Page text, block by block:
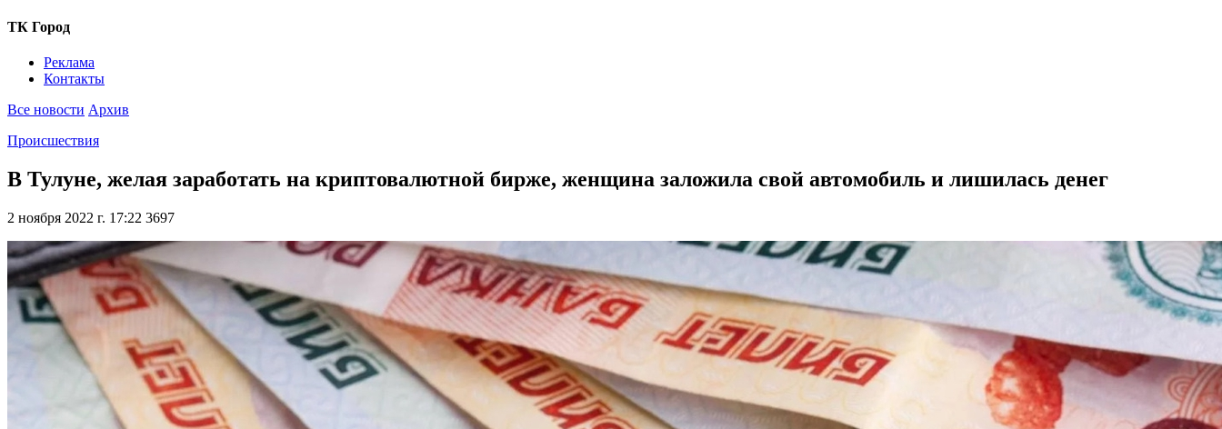
ТК Город
Реклама
Контакты
Все новости Архив
Происшествия
В Тулуне, желая заработать на криптовалютной бирже, женщина заложила свой автомобиль и лишилась денег
2 ноября 2022 г. 17:22 3697